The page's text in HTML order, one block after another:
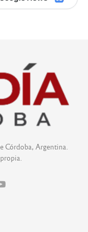
Córdoba, Argentina.